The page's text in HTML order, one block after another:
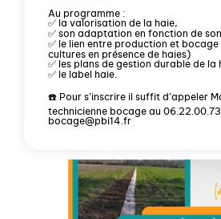
Au programme :
✅ la valorisation de la haie,
✅ son adaptation en fonction de
✅ le lien entre production et
cultures en présence de haies)
✅ les plans de gestion durable de la
✅ le label haie.
☎️ Pour s’inscrire il suffit d’appeler
technicienne bocage au
bocage@pbi14.fr